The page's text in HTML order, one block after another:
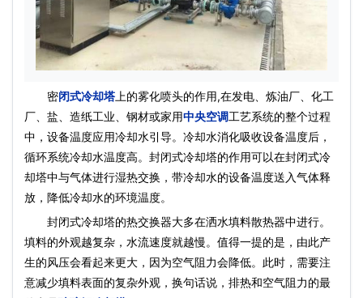
密闭式冷却塔 上的雾化喷头的作用,在发电、炼油厂、化工
厂、盐、造纸工业、钢材或家用中央空调工艺系统的整个过程
中，设备温度应用冷却水引导。冷却水消化吸收设备温度后，
循环系统冷却水温度高。封闭式冷却塔的作用可以在封闭式冷
却塔中与气体进行湿热交换，带冷却水的设备温度送入气体释
放，降低冷却水的环境温度。
封闭式冷却塔的热交换器大多在洒水填料散热器中进行。
填料的外观越复杂，水流速度就越慢。值得一提的是，由此产
生的风压会看起来更大，因为空气阻力会降低。此时，需要注
意减少填料表面的复杂外观，换句话说，排热和空气阻力的最